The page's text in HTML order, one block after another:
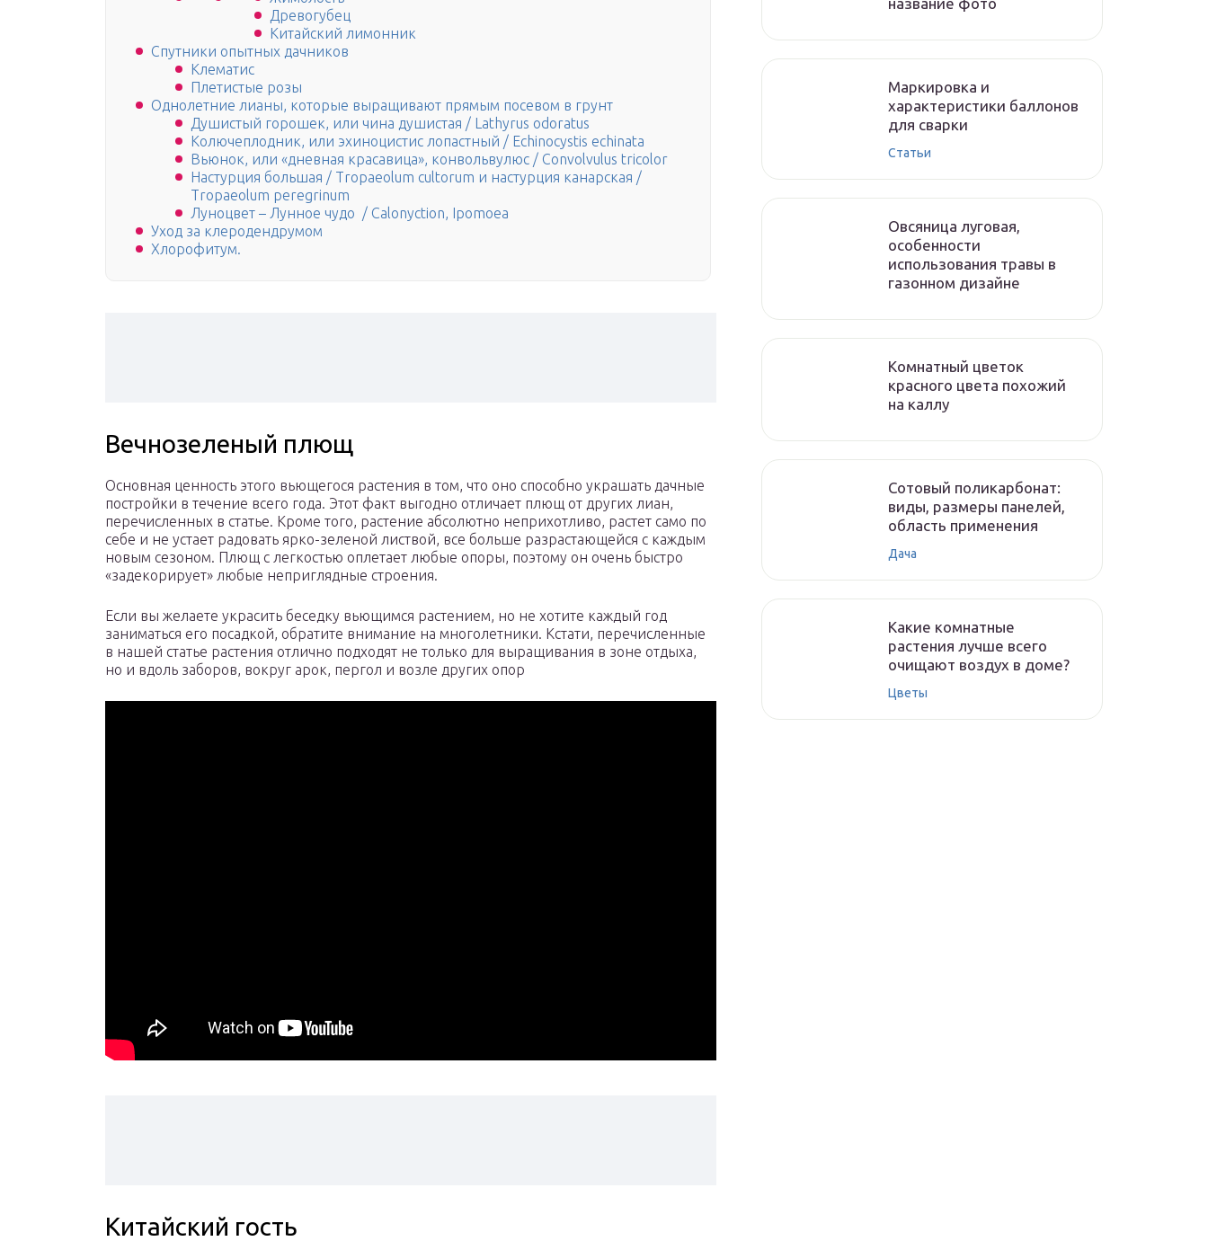
Древогубец
Китайский лимонник
Спутники опытных дачников
Клематис
Плетистые розы
Однолетние лианы, которые выращивают прямым посевом в грунт
Душистый горошек, или чина душистая / Lathyrus odoratus
Колючеплодник, или эхиноцистис лопастный / Echinocystis echinata
Вьюнок, или «дневная красавица», конвольвулюс / Convolvulus tricolor
Настурция большая / Tropaeolum cultorum и настурция канарская /
Tropaeolum peregrinum
Луноцвет – Лунное чудо / Calonyction, Ipomoea
Уход за клеродендрумом
Хлорофитум.
Вечнозеленый плющ
Основная ценность этого вьющегося растения в том, что оно способно украшать дачные
постройки в течение всего года. Этот факт выгодно отличает плющ от других лиан,
перечисленных в статье. Кроме того, растение абсолютно неприхотливо, растет само по
себе и не устает радовать ярко-зеленой листвой, все больше разрастающейся с каждым
новым сезоном. Плющ с легкостью оплетает любые опоры, поэтому он очень быстро
«задекорирует» любые неприглядные строения.
Если вы желаете украсить беседку вьющимся растением, но не хотите каждый год
заниматься его посадкой, обратите внимание на многолетники. Кстати, перечисленные
в нашей статье растения отлично подходят не только для выращивания в зоне отдыха,
но и вдоль заборов, вокруг арок, пергол и возле других опор
Китайский гость
Маркировка и
характеристики баллонов
для сварки
Статьи
Овсяница луговая,
особенности
использования травы в
газонном дизайне
Комнатный цветок
красного цвета похожий
на каллу
Сотовый поликарбонат:
виды, размеры панелей,
область применения
Дача
Какие комнатные
растения лучше всего
очищают воздух в доме?
Цветы